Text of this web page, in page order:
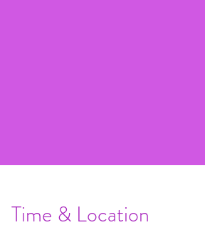
Time & Location